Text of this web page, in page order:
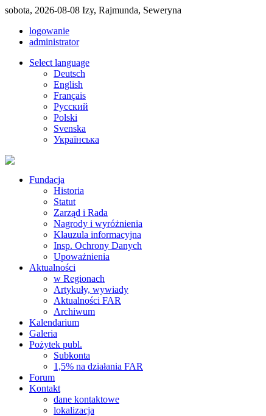
sobota, 2026-08-08 Izy, Rajmunda, Seweryna
logowanie
administrator
Select language
Deutsch
English
Français
Pусский
Polski
Svenska
Українська
Fundacja
Historia
Statut
Zarząd i Rada
Nagrody i wyróżnienia
Klauzula informacyjna
Insp. Ochrony Danych
Upoważnienia
Aktualności
w Regionach
Artykuły, wywiady
Aktualności FAR
Archiwum
Kalendarium
Galeria
Pożytek publ.
Subkonta
1,5% na działania FAR
Forum
Kontakt
dane kontaktowe
lokalizacja